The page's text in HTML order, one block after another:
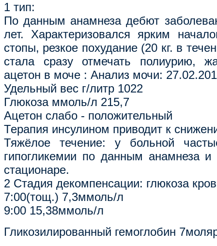
1 тип:
По данным анамнеза дебют
лет. Характеризовался ярким
стопы, резкое похудание (20 кг. в
стала сразу отмечать полиурию,
ацетон в моче : Анализ мочи:
Удельный вес г/литр 1022
Глюкоза ммоль/л 215,7
Ацетон слабо - положительный
Терапия инсулином приводит к
Тяжёлое течение: у больной
гипогликемии по данным анамнеза
стационаре.
2 Стадия декомпенсации: глюкоза
7:00(тощ.) 7,3ммоль/л
9:00 15,38ммоль/л
Гликозилированный гемоглобин